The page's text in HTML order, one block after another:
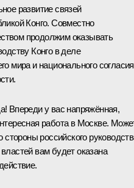
развитие связей
Конго. Совместно
продолжим оказывать
Конго в деле
мира и национального
Впереди у вас напряжённая,
работа в Москве.
российского
вам будет оказана